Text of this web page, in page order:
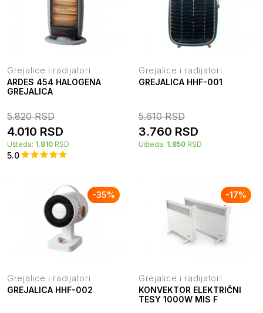
Grejalice i radijatori
ARDES 454 HALOGENA
GREJALICA
5.0
5.820RSD
4.010 RSD
Ušteda: 1.810 RSD
Grejalice i radijatori
GREJALICA HHF-001
5.610RSD
3.760 RSD
Ušteda: 1.850 RSD
-35%
Grejalice i radijatori
GREJALICA HHF-002
-17%
Grejalice i radijatori
KONVEKTOR ELEKTRIČNI
TESY 1000W MIS F